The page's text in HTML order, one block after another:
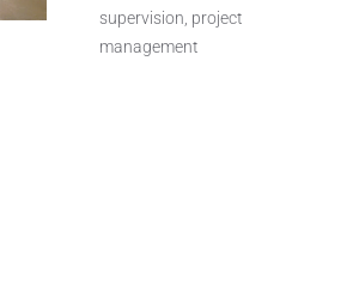
supervision, project
management